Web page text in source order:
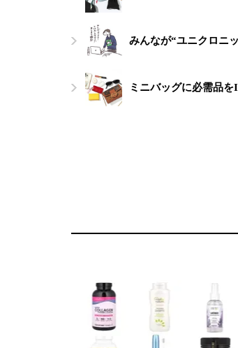
みんなが“ユニクロニ
ミニバッグに必需品